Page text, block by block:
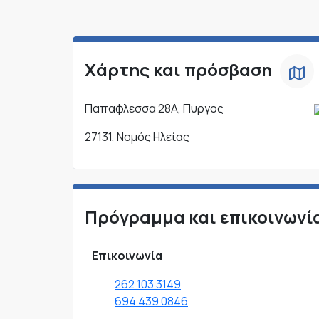
Χάρτης και πρόσβαση
Παπαφλεσσα 28Α, Πυργος
27131, Νομός Ηλείας
Πρόγραμμα και
Επικοινωνία
262 103 3149
694 439 0846